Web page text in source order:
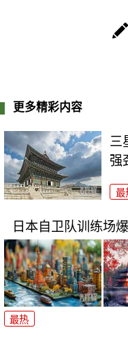
更多精彩内容
三
强
最
日本自卫队训练场
最热